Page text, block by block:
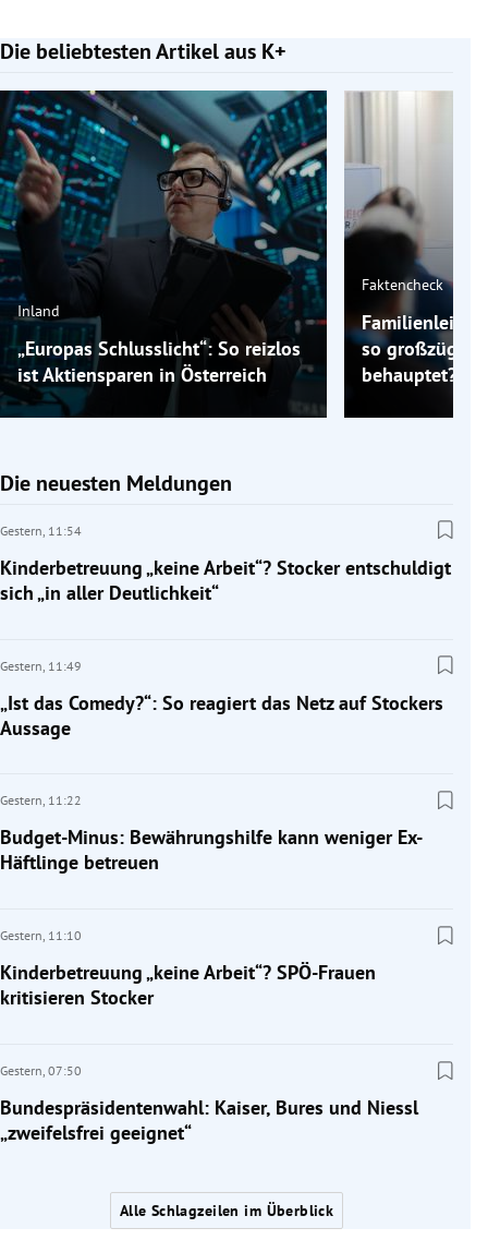
Die beliebtesten Artikel aus K+
Slide 1 von 7
Inland
„Europas Schlusslicht“: So reizlos
ist Aktiensparen in Österreich
Faktencheck
so großzügig,
behauptet?
Die neuesten Meldungen
Gestern, 11:54
Kinderbetreuung „keine Arbeit“? Stocker entschuldigt
sich „in aller Deutlichkeit“
Gestern, 11:49
„Ist das Comedy?“: So reagiert das Netz auf Stockers
Aussage
Gestern, 11:22
Budget-Minus: Bewährungshilfe kann weniger Ex-
Häftlinge betreuen
Gestern, 11:10
Kinderbetreuung „keine Arbeit“? SPÖ-Frauen
kritisieren Stocker
Gestern, 07:50
Bundespräsidentenwahl: Kaiser, Bures und Niessl
„zweifelsfrei geeignet“
Alle Schlagzeilen im Überblick